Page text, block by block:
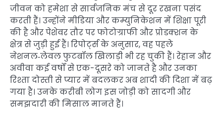
जीवन को हमेशा से सार्वजनिक मंच से दूर रखना पसंद
करती हैं। उन्होंने मीडिया और कम्युनिकेशन में शिक्षा पूरी
की है और पेशेवर तौर पर फोटोग्राफी और प्रोडक्शन के
क्षेत्र से जुड़ी हुई हैं। रिपोर्ट्स के अनुसार, वह पहले
नेशनल‑लेवल फुटबॉल खिलाड़ी भी रह चुकी हैं। रेहान और
अवीवा कई वर्षों से एक-दूसरे को जानते है और उनका
रिश्ता दोस्ती से प्यार में बदलकर अब शादी की दिशा में बढ़
गया है। उनके करीबी लोग इस जोड़ी को सादगी और
समझदारी की मिसाल मानते हैं।